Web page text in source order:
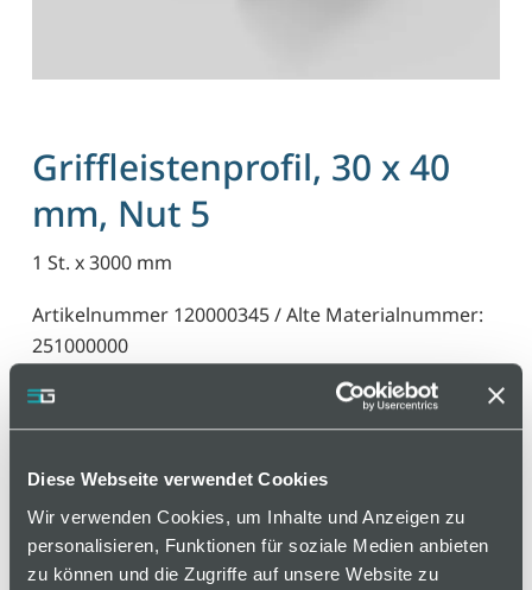
Diese Webseite verwendet Cookies
Wir verwenden Cookies, um Inhalte und Anzeigen zu
personalisieren, Funktionen für soziale Medien anbieten
zu können und die Zugriffe auf unsere Website zu
Griffleistenprofil, 30 x 40
mm, Nut 5
1 St. x 3000 mm
Artikelnummer 120000345 / Alte Materialnummer:
251000000
Griffleistenprofil für den universellen Einsatz an
Schwenktüren und Schiebetüren, Schubladen oder
schützt die Hand vor Verletzungen. Bei der
Montage an Flächenelementen wirkt das
Griffleistenprofil zusätzlich stabilisierend.